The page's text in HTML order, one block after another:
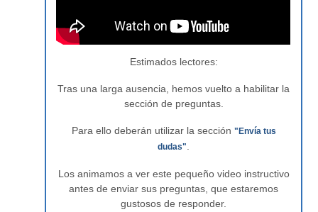
Estimados lectores:
Tras una larga ausencia, hemos vuelto a habilitar la
sección de preguntas.
Para ello deberán utilizar la sección "Envía tus
dudas"
Los animamos a ver este pequeño video instructivo
antes de enviar sus preguntas, que estaremos
gustosos de responder.